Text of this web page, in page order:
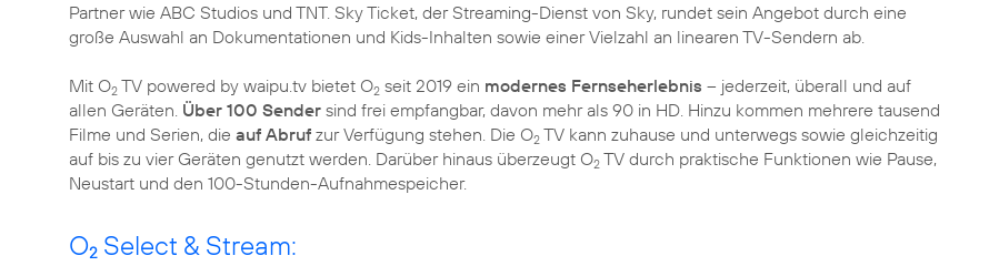
Partner wie ABC Studios und TNT. Sky Ticket, der Streaming-Dienst von Sky, rundet sein Angebot durch eine
große Auswahl an Dokumentationen und Kids-Inhalten sowie einer Vielzahl an linearen TV-Sendern ab.
Mit O2 TV powered by waipu.tv bietet O2 seit 2019 ein modernes Fernseherlebnis – jederzeit, überall und auf
allen Geräten. Über 100 Sender sind frei empfangbar, davon mehr als 90 in HD. Hinzu kommen mehrere tausend
Filme und Serien, die auf Abruf zur Verfügung stehen. Die O2 TV kann zuhause und unterwegs sowie gleichzeitig
auf bis zu vier Geräten genutzt werden. Darüber hinaus überzeugt O2 TV durch praktische Funktionen wie Pause,
Neustart und den 100-Stunden-Aufnahmespeicher.
O2 Select & Stream: